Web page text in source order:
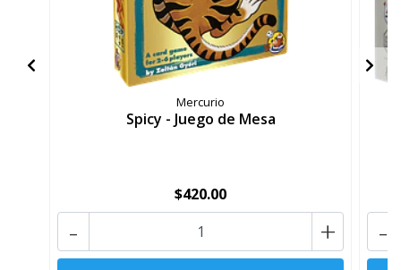
Mercurio
Spicy - Juego de Mesa
$420.00
+
- -